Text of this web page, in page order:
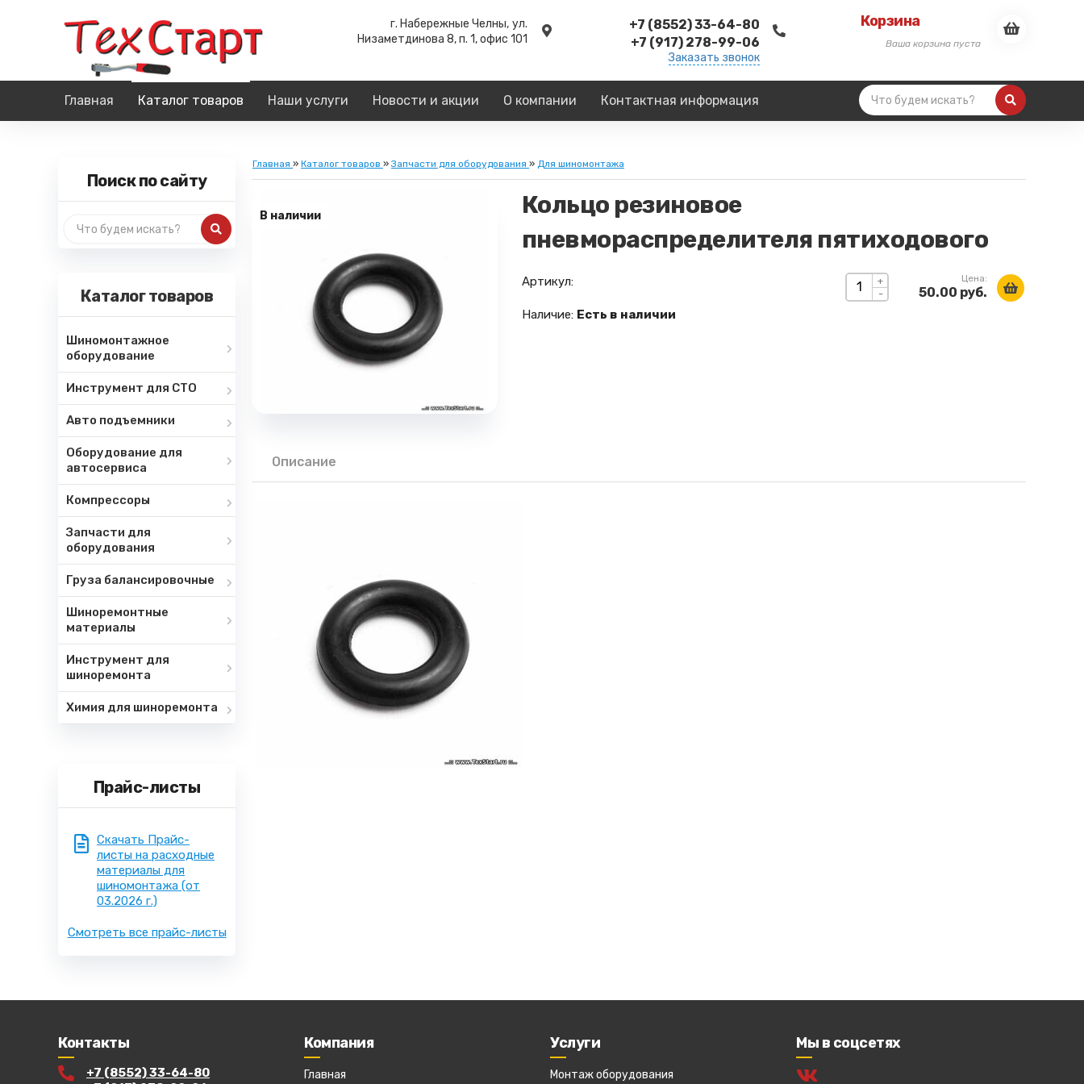
г. Набережные Челны, ул.
Низаметдинова 8, п. 1, офис 101
+7 (8552) 33-64-80
+7 (917) 278-99-06
Заказать звонок
Корзина
Ваша корзина пуста
Главная Каталог товаров Наши услуги Новости и акции О компании Контактная информация
Поиск по сайту
Каталог товаров
Шиномонтажное
оборудование
Инструмент для СТО
Авто подъемники
Оборудование для
автосервиса
Компрессоры
Запчасти для
оборудования
Груза балансировочные
Шиноремонтные
материалы
Инструмент для
шиноремонта
Химия для шиноремонта
Прайс-листы
Скачать Прайс-
листы на расходные
материалы для
шиномонтажа (от
03.2026 г.)
Смотреть все прайс-листы
Главная » Каталог товаров »Запчасти для оборудования » Для шиномонтажа
В наличии
Кольцо резиновое
пневмораспределителя пятиходового
+
-
Цена:
50.00 руб.
Артикул:
Наличие: Есть в наличии
Описание
Контакты
+7 (8552) 33-64-80
Компания
Главная
Услуги
Монтаж оборудования
Мы в соцсетях